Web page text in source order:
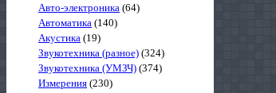
Авто-электроника (64)
Автоматика (140)
Акустика (19)
Звукотехника (разное) (324)
Звукотехника (УМЗЧ) (374)
Измерения (230)